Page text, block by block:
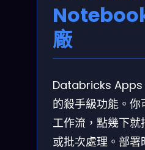
廠
Databricks Apps
的殺手級功能。
工作流，點幾下
或批次處理。部